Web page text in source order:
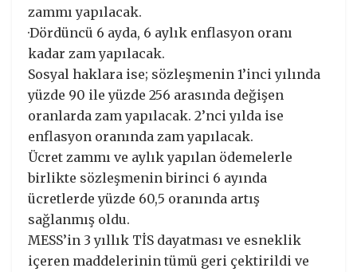
zammı yapılacak.
·Dördüncü 6 ayda, 6 aylık enflasyon oranı
kadar zam yapılacak.
Sosyal haklara ise; sözleşmenin 1’inci yılında
yüzde 90 ile yüzde 256 arasında değişen
oranlarda zam yapılacak. 2’nci yılda ise
enflasyon oranında zam yapılacak.
Ücret zammı ve aylık yapılan ödemelerle
birlikte sözleşmenin birinci 6 ayında
ücretlerde yüzde 60,5 oranında artış
sağlanmış oldu.
MESS’in 3 yıllık TİS dayatması ve esneklik
içeren maddelerinin tümü geri çektirildi ve